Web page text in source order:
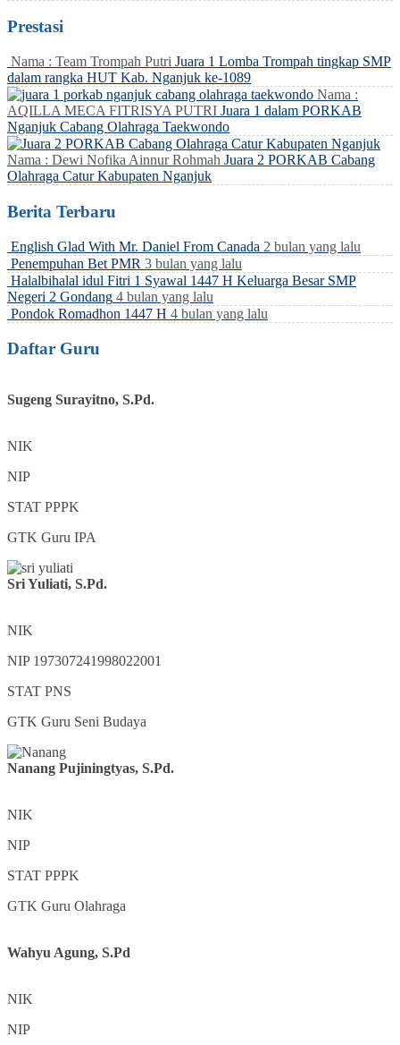
Prestasi
Nama : Team Trompah Putri Juara 1 Lomba Trompah tingkap SMP
dalam rangka HUT Kab. Nganjuk ke-1089
Nama :
AQILLA MECA FITRISYA PUTRI Juara 1 dalam PORKAB
Nganjuk Cabang Olahraga Taekwondo
Nama : Dewi Nofika Ainnur Rohmah Juara 2 PORKAB Cabang
Olahraga Catur Kabupaten Nganjuk
Berita Terbaru
English Glad With Mr. Daniel From Canada 2 bulan yang lalu
Penempuhan Bet PMR 3 bulan yang lalu
Halalbihalal idul Fitri 1 Syawal 1447 H Keluarga Besar SMP
Negeri 2 Gondang 4 bulan yang lalu
Pondok Romadhon 1447 H 4 bulan yang lalu
Daftar Guru
Sugeng Surayitno, S.Pd.
NIK
NIP
STAT PPPK
GTK Guru IPA
Sri Yuliati, S.Pd.
NIK
NIP 197307241998022001
STAT PNS
GTK Guru Seni Budaya
Nanang Pujiningtyas, S.Pd.
NIK
NIP
STAT PPPK
GTK Guru Olahraga
Wahyu Agung, S.Pd
NIK
NIP